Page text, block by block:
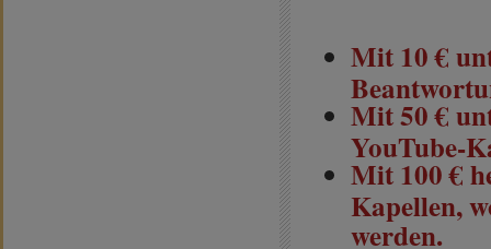
Mit 10 €
Mit 50 €
YouTube-
Mit 100 €
Kapellen,
werden.